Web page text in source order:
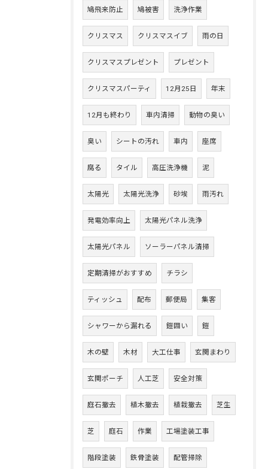
鳩飛来防止 鳩被害 洗浄作業
クリスマス クリスマスイブ 雨の日
クリスマスプレゼント プレゼント
クリスマスパーティ 12月25日 年末
12月も終わり 車内清掃 動物の臭い
臭い シートの汚れ 車内 座席
腐る タイル 高圧洗浄機 泥
太陽光 太陽光洗浄 砂埃 雨汚れ
発電効率向上 太陽光パネル洗浄
太陽光パネル ソーラーパネル清掃
定期清掃がおすすめ チラシ
ティッシュ 配布 郵便局 集客
シャワーから漏れる 鎧囲い 鎧
木の壁 木材 大工仕事 玄関まわり
玄関ポーチ 人工芝 安全対策
庭石撤去 植木撤去 植栽撤去 芝生
芝 庭石 作業 工場塗装工事
階段塗装 鉄骨塗装 配管掃除